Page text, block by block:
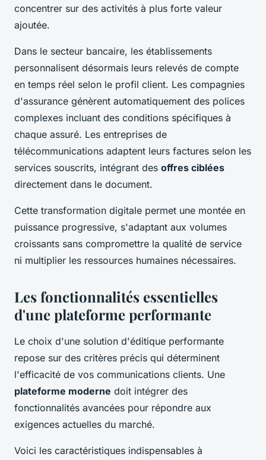
concentrer sur des activités à plus forte valeur
ajoutée.
Dans le secteur bancaire, les établissements
personnalisent désormais leurs relevés de compte
en temps réel selon le profil client. Les compagnies
d'assurance génèrent automatiquement des polices
complexes incluant des conditions spécifiques à
chaque assuré. Les entreprises de
télécommunications adaptent leurs factures selon les
services souscrits, intégrant des offres ciblées
directement dans le document.
Cette transformation digitale permet une montée en
puissance progressive, s'adaptant aux volumes
croissants sans compromettre la qualité de service
ni multiplier les ressources humaines nécessaires.
Les fonctionnalités essentielles
d'une plateforme performante
Le choix d'une solution d'éditique performante
repose sur des critères précis qui déterminent
l'efficacité de vos communications clients. Une
plateforme moderne doit intégrer des
fonctionnalités avancées pour répondre aux
exigences actuelles du marché.
Voici les caractéristiques indispensables à